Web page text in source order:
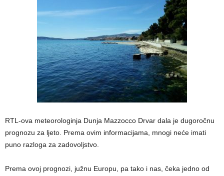
RTL-ova meteorologinja Dunja Mazzocco Drvar dala je dugoročnu
prognozu za ljeto. Prema ovim informacijama, mnogi neće imati
puno razloga za zadovoljstvo.
Prema ovoj prognozi, južnu Europu, pa tako i nas, čeka jedno od